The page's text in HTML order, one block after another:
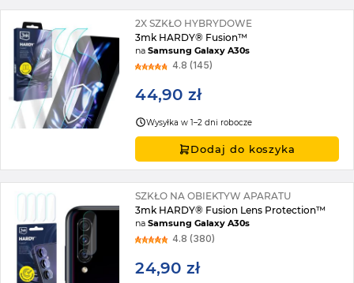
2X SZKŁO HYBRYDOWE
3mk HARDY® Fusion™
naSamsung Galaxy A30s
4.8 (145)
44,90 zł
Wysyłka w 1–2 dni robocze
Dodaj do koszyka
SZKŁO NA OBIEKTYW APARATU
3mk HARDY® Fusion Lens Protection™
naSamsung Galaxy A30s
4.8 (380)
24,90 zł